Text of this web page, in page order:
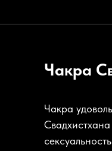
Чакра
Чакра
Свадхистхана